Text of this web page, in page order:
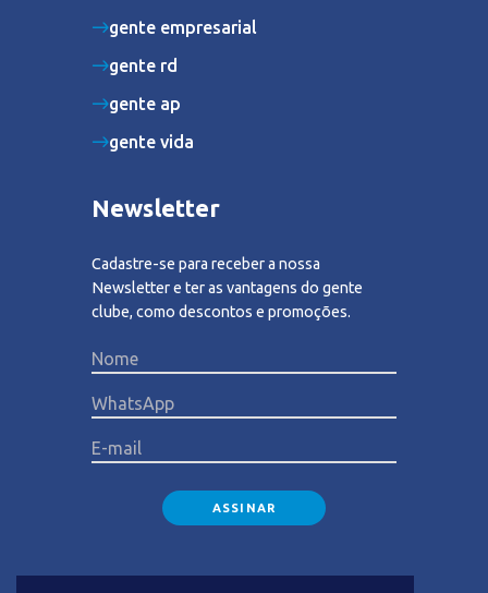
gente empresarial
gente rd
gente ap
gente vida
Newsletter
Cadastre-se para receber a nossa
Newsletter e ter as vantagens do gente
clube, como descontos e promoções.